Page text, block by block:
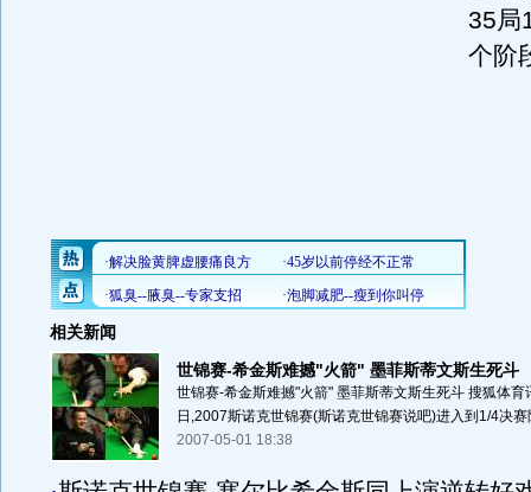
35局
个阶
相关新闻
世锦赛-希金斯难撼"火箭" 墨菲斯蒂文斯生死斗
世锦赛-希金斯难撼"火箭" 墨菲斯蒂文斯生死斗 搜狐体育
日,2007斯诺克世锦赛(斯诺克世锦赛说吧)进入到1/4决赛
2007-05-01 18:38